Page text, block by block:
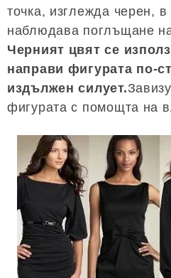
точка, изглежда черен, в
наблюдава поглъщане
Черният цвят се
направи фигурата по-
издължен силует.
фигурата с помощта на